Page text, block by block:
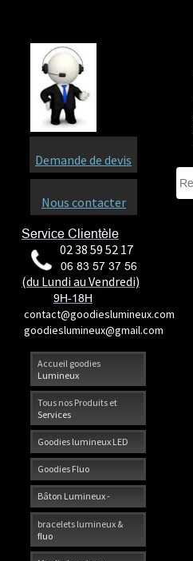
Accueil goodies
Lumineux
Tous nos Produits et
Services
Goodies lumineux LED
Goodies Fluo
Bâton Lumineux -
bracelets lumineux &
fluo
Service Clientèle
02 38 59 52 17
06 83 57 37 56
(du Lundi au Vendredi)
9H-18H
contact@goodieslumineux.com
goodieslumineux@gmail.com
Demande de devis
Nous contacter